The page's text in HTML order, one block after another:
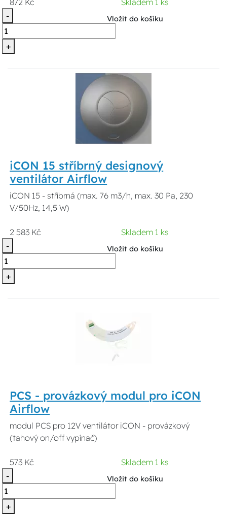
-
+
Vložit do košíku
iCON 15 stříbrný designový
ventilátor Airflow
iCON 15 - stříbrná (max. 76 m3/h, max. 30 Pa, 230
V/50Hz, 14,5 W)
2 583 Kč
Skladem 1 ks
-
+
Vložit do košíku
PCS - provázkový modul pro iCON
Airflow
modul PCS pro 12V ventilátor iCON - provázkový
(tahový on/off vypínač)
573 Kč
Skladem 1 ks
-
+
Vložit do košíku